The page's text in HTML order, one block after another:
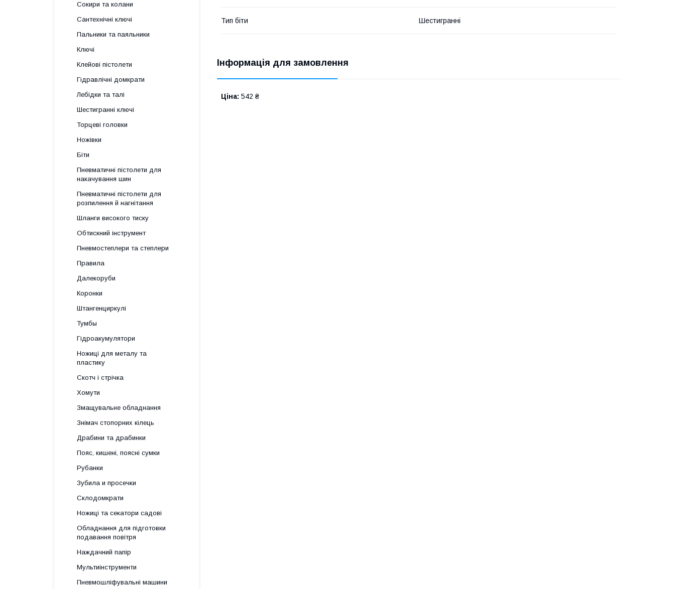
Тип біти Шестигранні
Інформація для замовлення
Ціна: 542 ₴
Сокири та колани
Сантехнічні ключі
Пальники та паяльники
Ключі
Клейові пістолети
Гідравлічні домкрати
Лебідки та талі
Шестигранні ключі
Торцеві головки
Ножівки
Біти
Пневматичні пістолети для
накачування шин
Пневматичні пістолети для
розпилення й нагнітання
Шланги високого тиску
Обтискний інструмент
Пневмостеплери та степлери
Правила
Далекоруби
Коронки
Штангенциркулі
Тумбы
Гідроакумулятори
Ножиці для металу та
пластику
Скотч і стрічка
Хомути
Змащувальне обладнання
Знімач стопорних кілець
Драбини та драбинки
Пояс, кишені, поясні сумки
Рубанки
Зубила и просечки
Склодомкрати
Ножиці та секатори садові
Обладнання для підготовки
подавання повітря
Наждачний папір
Мультиінструменти
Пневмошліфувальні машини